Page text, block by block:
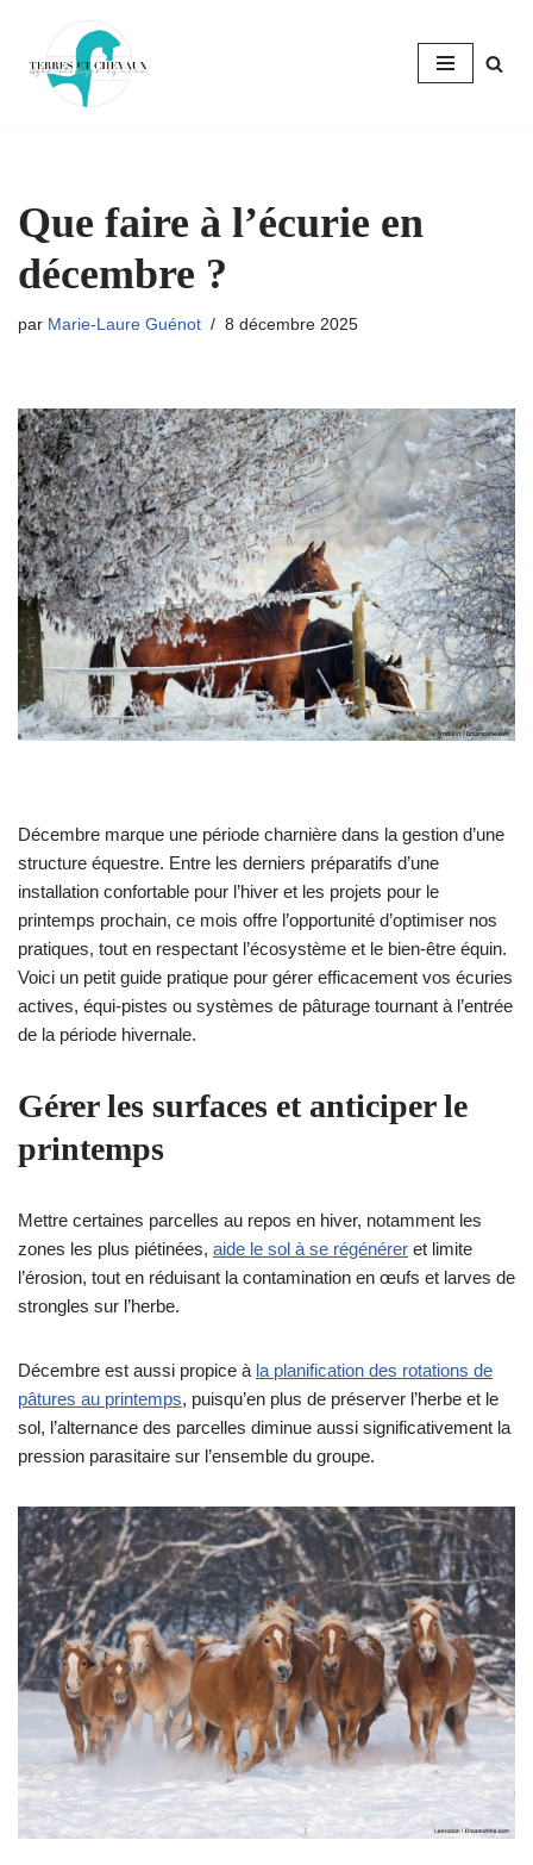
Aller
Que faire à l’écurie en
décembre ?
par Marie-Laure Guénot 8 décembre 2025
Décembre marque une période charnière dans la gestion d’une
structure équestre. Entre les derniers préparatifs d’une
installation confortable pour l’hiver et les projets pour le
printemps prochain, ce mois offre l’opportunité d’optimiser nos
pratiques, tout en respectant l’écosystème et le bien-être équin.
Voici un petit guide pratique pour gérer efficacement vos écuries
actives, équi-pistes ou systèmes de pâturage tournant à l’entrée
de la période hivernale.
Gérer les surfaces et anticiper le
printemps
Mettre certaines parcelles au repos en hiver, notamment les
zones les plus piétinées, aide le sol à se régénérer et limite
l’érosion, tout en réduisant la contamination en œufs et larves de
strongles sur l’herbe. ​
Décembre est aussi propice à la planification des rotations de
pâtures au printemps, puisqu’en plus de préserver l’herbe et le
sol, l’alternance des parcelles diminue aussi significativement la
pression parasitaire sur l’ensemble du groupe.